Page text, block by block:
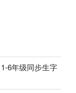
6年级同步生字